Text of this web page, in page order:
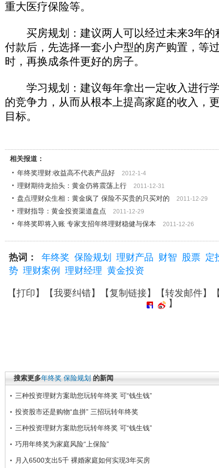
重大医疗保险等。
买房规划：建议两人可以经过未来3年的
付款后，先选择一套小户型的房产购置，等
时，再换成条件更好的房子。
学习规划：建议每年拿出一定收入进行
的竞争力，从而从根本上提高家庭的收入，
目标。
相关报道：
年终奖理财:收益高不代表产品好
2012-1-4
理财期待龙抬头：黄金仍将震荡上行 2011-12-31
盘点理财众生相：黄金疯了 保险不买贵的只买对的 2011-12-29
理财指导：黄金投资渠道盘点 2011-12-29
年终奖即将入账 专家支招年终理财稳健与保本 2011-12-26
热词： 年终奖 保险规划 理财产品 财智 股票 定
势 理财案例 理财经理 黄金投资
【打印】【我要纠错】【复制链接】【转发邮件】
】
搜索更多年终奖 保险规划 的新闻
三种投资理财方案助您玩转年终奖 可“钱生钱”
投资股市还是购物“血拼” 三招玩转年终奖
三种投资理财方案助您玩转年终奖 可“钱生钱”
巧用年终奖为家庭风险“上保险”
月入6500支出5千 裸婚家庭如何实现3年买房